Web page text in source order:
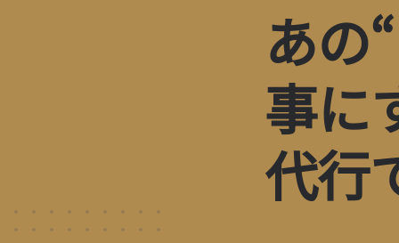
あの
事に
代行